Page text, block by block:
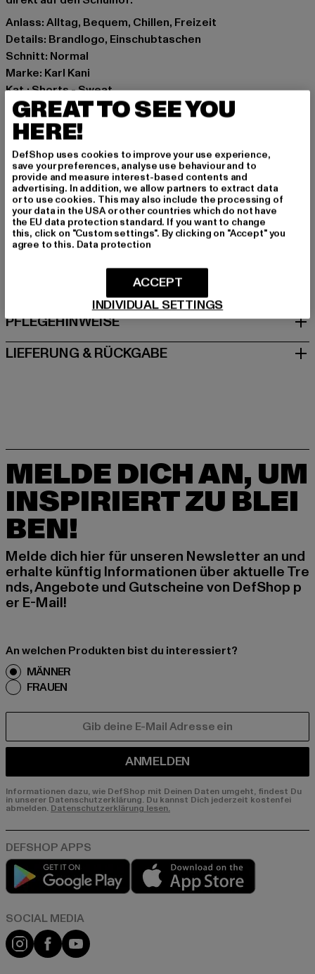
Anlass: Alltag, Bequem, Chillen, Freizeit
Details: Brandlogo, Einschubtaschen
Schnitt: Normal
Marke: Karl Kani
Kat.: Shorts - Sweat
Farbe: beige
Hersteller Farbe: white
Materialzusammensetzung: 70% Baumwolle, 30%
Polyester
Art.Nr: PD00005601-00220
Hersteller: Urban Styles Agency GmbH & Co. KG |
agentur@urbanstylesagency.com
Schanzenstraße 41 | 51063 Köln | DE
GRÖSSE & PASSFORM
PFLEGEHINWEISE
LIEFERUNG & RÜCKGABE
MELDE DICH AN, UM
INSPIRIERT ZU BLEI
BEN!
Melde dich hier für unseren Newsletter an und
erhalte künftig Informationen über aktuelle Tre
nds, Angebote und Gutscheine von DefShop p
er E-Mail!
An welchen Produkten bist du interessiert?
MÄNNER
FRAUEN
ANMELDEN
Informationen dazu, wie DefShop mit Deinen Daten umgeht, findest Du
in unserer Datenschutzerklärung. Du kannst Dich jederzeit kostenfei
abmelden. Datenschutzerklärung lesen.
Play market
Instagram
FacebookYouTube
GREAT TO SEE YOU
HERE!
DefShop uses cookies to improve your use experience,
save your preferences, analyse use behaviour and to
provide and measure interest-based contents and
advertising. In addition, we allow partners to extract data
or to use cookies. This may also include the processing of
your data in the USA or other countries which do not have
the EU data protection standard. If you want to change
this, click on "Custom settings". By clicking on "Accept" you
agree to this. Data protection
INDIVIDUAL SETTINGS
ACCEPT